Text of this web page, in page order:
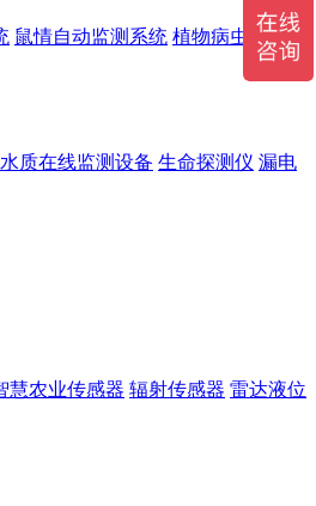
鼠情自动监测系统 植物病虫害监测
水质在线监测设备 生命探测仪 漏电
慧农业传感器 辐射传感器 雷达液位